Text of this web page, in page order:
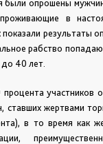
были опрошены
в
показали результаты
рабство
40 лет.
участников
ставших жертвами
в то время как